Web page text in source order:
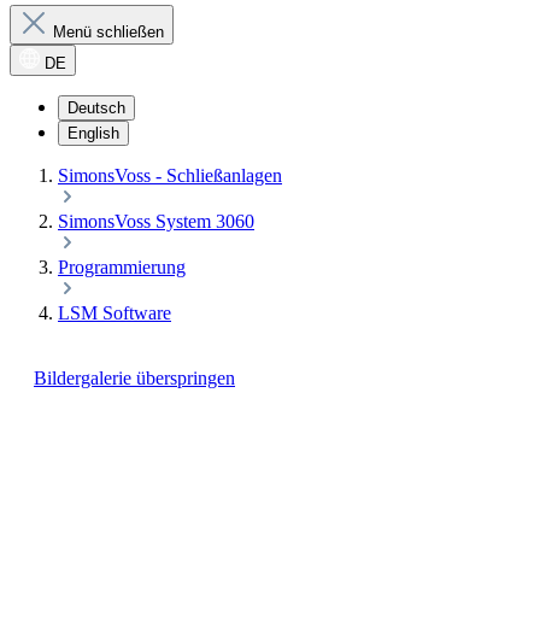
Menü schließen
DE
Deutsch
English
SimonsVoss - Schließanlagen
SimonsVoss System 3060
Programmierung
LSM Software
Bildergalerie überspringen